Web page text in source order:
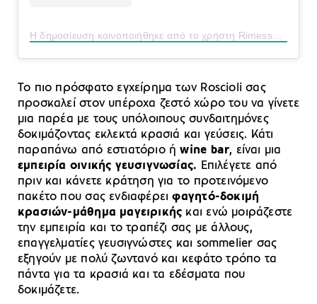
Το πιο πρόσφατο εγχείρημα των Roscioli σας
προσκαλεί στον υπέροχα ζεστό χώρο του να γίνετε
μια παρέα με τους υπόλοιπους συνδαιτημόνες
δοκιμάζοντας εκλεκτά κρασιά και γεύσεις. Κάτι
παραπάνω από εστιατόριο ήwine bar, είναι μια
εμπειρία οινικής γευσιγνωσίας. Επιλέγετε από
πριν και κάνετε κράτηση για το προτεινόμενο
πακέτο που σας ενδιαφέρειφαγητό-δοκιμή
κρασιών-μάθημα μαγειρικής και ενώ μοιράζεστε
την εμπειρία και το τραπέζι σας με άλλους,
επαγγελματίες γευσιγνώστες και sommelier σας
εξηγούν με πολύ ζωντανό και κεφάτο τρόπο τα
πάντα για τα κρασιά και τα εδέσματα που
δοκιμάζετε.